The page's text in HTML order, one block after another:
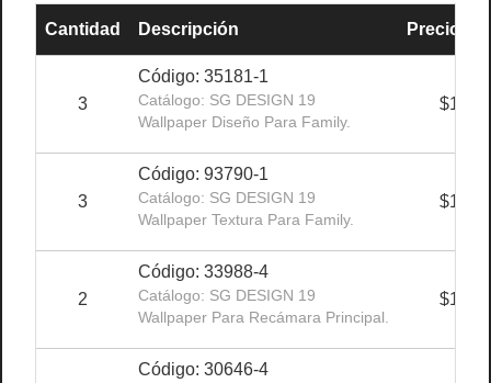
Cantidad Descripción Precio
3
Código: 35181-1
Catálogo: SG DESIGN 19
Wallpaper Diseño Para Family.
3
Código: 93790-1
Catálogo: SG DESIGN 19
Wallpaper Textura Para Family.
2
Código: 33988-4
Catálogo: SG DESIGN 19
Wallpaper Para Recámara Principal.
Código: 30646-4